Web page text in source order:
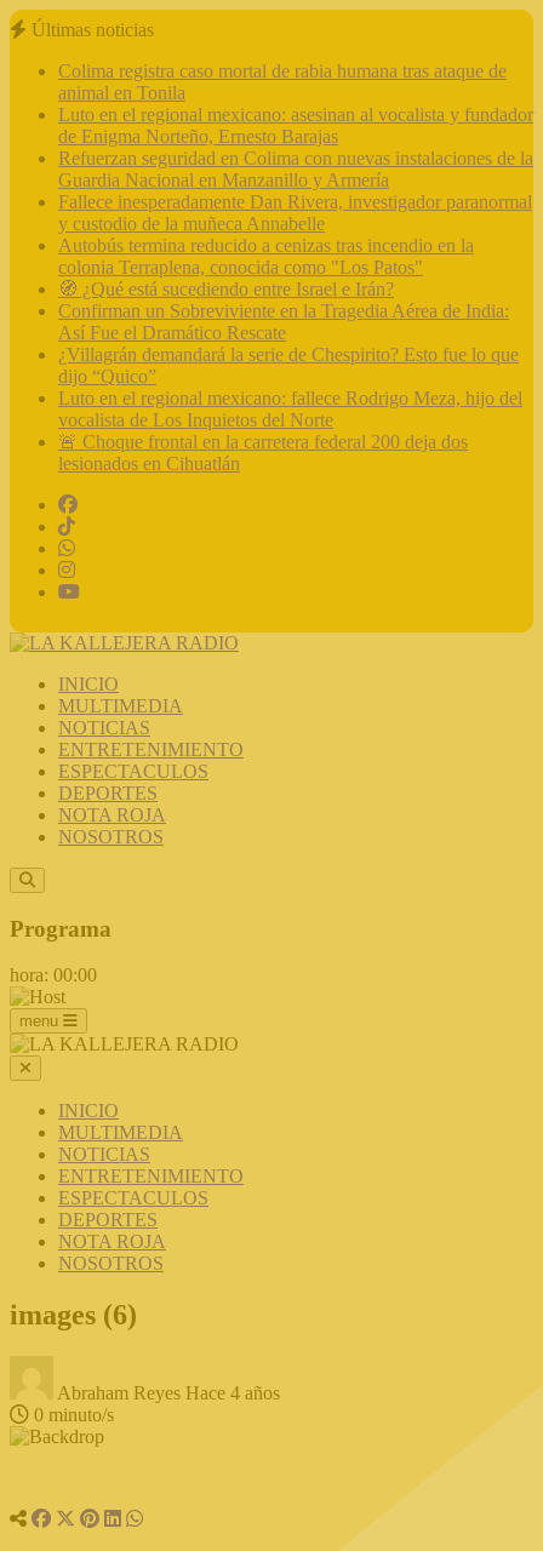
Últimas noticias
Colima registra caso mortal de rabia humana tras ataque de
animal en Tonila
Luto en el regional mexicano: asesinan al vocalista y fundador
de Enigma Norteño, Ernesto Barajas
Refuerzan seguridad en Colima con nuevas instalaciones de la
Guardia Nacional en Manzanillo y Armería
Fallece inesperadamente Dan Rivera, investigador paranormal
y custodio de la muñeca Annabelle
Autobús termina reducido a cenizas tras incendio en la
colonia Terraplena, conocida como "Los Patos"
🧭 ¿Qué está sucediendo entre Israel e Irán?
Confirman un Sobreviviente en la Tragedia Aérea de India:
Así Fue el Dramático Rescate
¿Villagrán demandará la serie de Chespirito? Esto fue lo que
dijo “Quico”
Luto en el regional mexicano: fallece Rodrigo Meza, hijo del
vocalista de Los Inquietos del Norte
🚨 Choque frontal en la carretera federal 200 deja dos
lesionados en Cihuatlán
INICIO
MULTIMEDIA
NOTICIAS
ENTRETENIMIENTO
ESPECTACULOS
DEPORTES
NOTA ROJA
NOSOTROS
Programa
hora: 00:00
menu
INICIO
MULTIMEDIA
NOTICIAS
ENTRETENIMIENTO
ESPECTACULOS
DEPORTES
NOTA ROJA
NOSOTROS
images (6)
Abraham Reyes Hace 4 años
0 minuto/s